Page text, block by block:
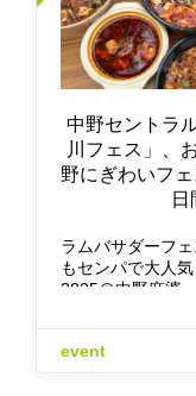
中野セントラ
川フェス」、
野にぎわいフ
日
ラムバサダーフ
もセンパで大人
2025＠中野麻婆…
event